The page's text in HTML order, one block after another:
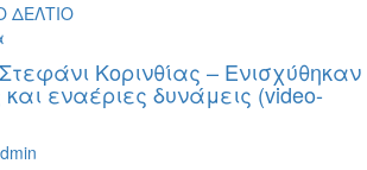
ΔΕΛΤΙΟ
Κορινθίας – Ενισχύθηκαν
και εναέριες δυνάμεις (video-